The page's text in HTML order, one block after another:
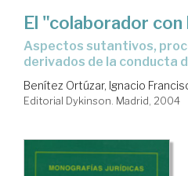
El "colaborador
aspectos sutantivos, procesales y penitenciarios
derivados de la conducta
Benítez Ortúzar, Ignacio
Editorial Dykinson. Madrid, 2004